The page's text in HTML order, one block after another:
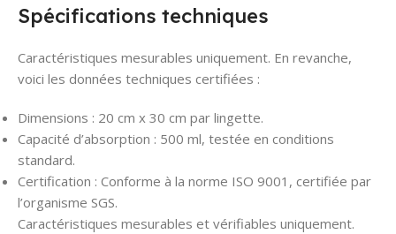
Spécifications techniques
Caractéristiques mesurables uniquement. En revanche,
voici les données techniques certifiées :
Dimensions : 20 cm x 30 cm par lingette.
Capacité d’absorption : 500 ml, testée en conditions
standard.
Certification : Conforme à la norme ISO 9001, certifiée par
l’organisme SGS.
Caractéristiques mesurables et vérifiables uniquement.